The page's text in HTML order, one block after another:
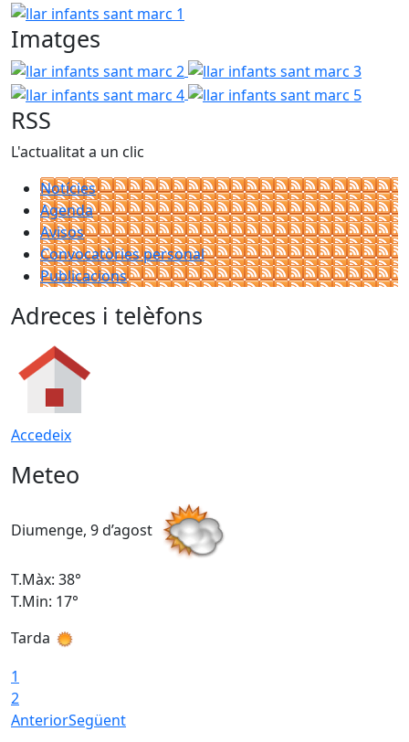
llar infants sant marc 1
Imatges
llar infants sant marc 2 llar infants sant marc 3
llar
llar infants sant marc 5
RSS
L'actualitat a un clic
Notícies
Agenda
Avisos
Convocatòries personal
Publicacions
Adreces i telèfons
Accedeix
Meteo
Diumenge, 9 d’agost
T.Màx: 38°
T.Min: 17°
Tarda
1
2
AnteriorSegüent